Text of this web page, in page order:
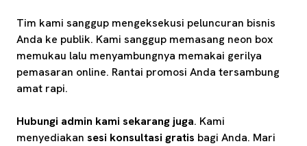
Tim kami sanggup mengeksekusi peluncuran bisnis
Anda ke publik. Kami sanggup memasang neon box
memukau lalu menyambungnya memakai gerilya
pemasaran online. Rantai promosi Anda tersambung
amat rapi.
Hubungi admin kami sekarang juga. Kami
menyediakan sesi konsultasi gratis bagi Anda. Mari